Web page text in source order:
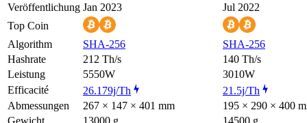
Veröffentlichung Jan 2023
Jul 2022
Top Coin
Algorithm
SHA-256
SHA-256
Hashrate
212 Th/s
140 Th/s
Leistung
5550W
3010W
Efficacité
26.179j/Th
21.5j/Th
Abmessungen
267 × 147 × 401 mm
195 × 290 × 400
Gewicht
13000 g
14500 g